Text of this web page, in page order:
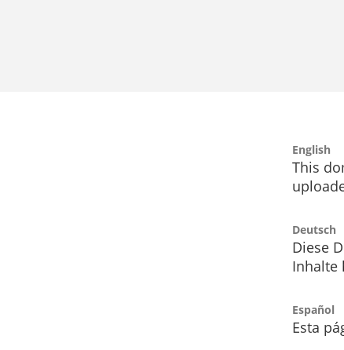
English
This
Deutsch
Diese
Inhalte
Español
Esta